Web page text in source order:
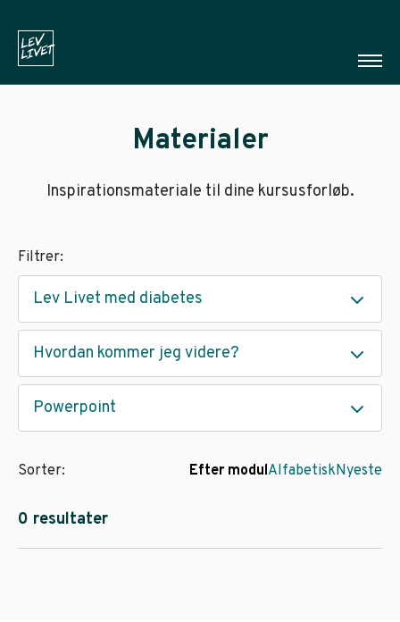
Materialer
Inspirationsmateriale til dine kursusforløb.
Filtrer:
Lev Livet med diabetes
Hvordan kommer jeg videre?
Powerpoint
0 resultater
Sorter: Efter modulAlfabetiskNyeste